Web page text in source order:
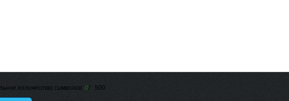
количество символов: 0/ 500